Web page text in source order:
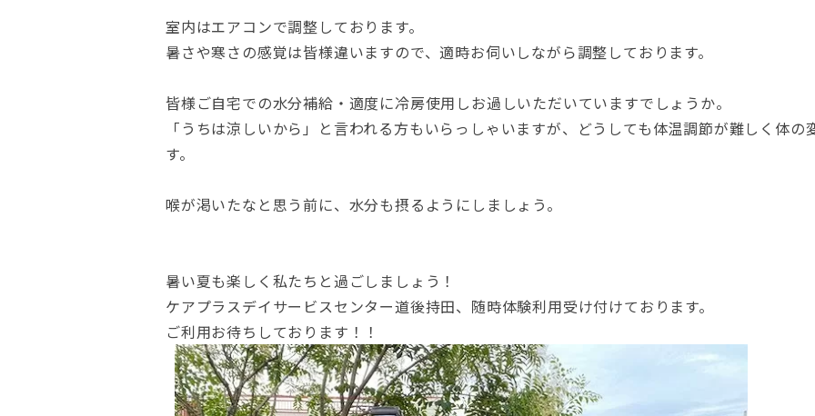
室内はエアコンで調整しております。
暑さや寒さの感覚は皆様違いますので、適時お伺いしながら調整しております。
皆様ご自宅での水分補給・適度に冷房使用しお過しいただいていますでしょうか。
「うちは涼しいから」と言われる方もいらっしゃいますが、どうしても体温調節が難しく体
す。
喉が渇いたなと思う前に、水分も摂るようにしましょう。
暑い夏も楽しく私たちと過ごしましょう！
ケアプラスデイサービスセンター道後持田、随時体験利用受け付けております。
ご利用お待ちしております！！